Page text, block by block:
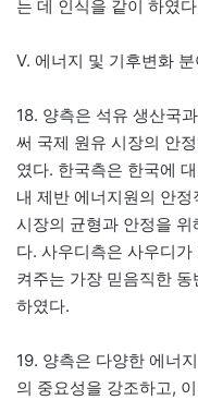
는 데 인식을 같이 하였
Ⅴ. 에너지 및 기후변화
18. 양측은 석유 생산국
써 국제 원유 시장의 안
였다. 한국측은 한국에
내 제반 에너지원의 안
시장의 균형과 안정을
다. 사우디측은 사우디
켜주는 가장 믿음직한
하였다.
19. 양측은 다양한 에너
의 중요성을 강조하고,